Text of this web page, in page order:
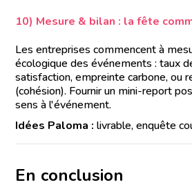
10) Mesure & bilan : la fête
Les entreprises commencent à
écologique des événements : taux
satisfaction, empreinte carbone, ou
(cohésion). Fournir un mini-report
sens à l'événement.
Idées Paloma : livrable, enquête
En conclusion